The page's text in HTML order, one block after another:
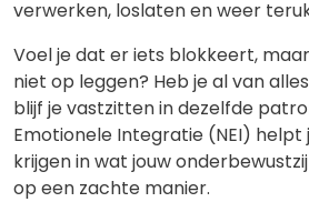
verwerken, loslaten en weer
Voel je dat er iets blokkeert,
niet op leggen? Heb je al van
blijf je vastzitten in dezelfde
Emotionele Integratie (NEI) helpt
krijgen in wat jouw
op een zachte manier.